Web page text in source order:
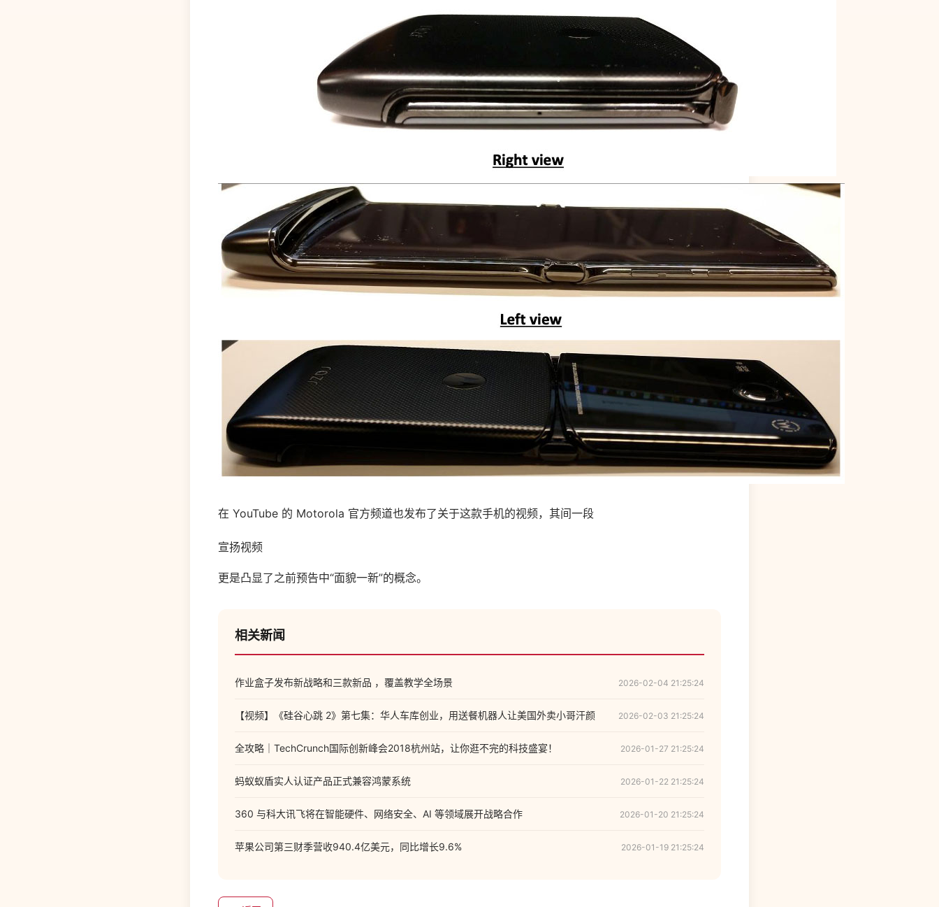
在 YouTube 的 Motorola 官方频道也发布了关于这款手机的视频，其间一段
宣扬视频
更是凸显了之前预告中“面貌一新”的概念。
相关新闻
作业盒子发布新战略和三款新品 ，覆盖教学全场景 2026-02-04 21:25:24
【视频】《硅谷心跳 2》第七集：华人车库创业，用送餐机器人让美国外卖小哥汗颜 2026-02-03 21:25:24
全攻略｜TechCrunch国际创新峰会2018杭州站，让你逛不完的科技盛宴！ 2026-01-27 21:25:24
蚂蚁蚁盾实人认证产品正式兼容鸿蒙系统 2026-01-22 21:25:24
360 与科大讯飞将在智能硬件、网络安全、AI 等领域展开战略合作 2026-01-20 21:25:24
苹果公司第三财季营收940.4亿美元，同比增长9.6% 2026-01-19 21:25:24